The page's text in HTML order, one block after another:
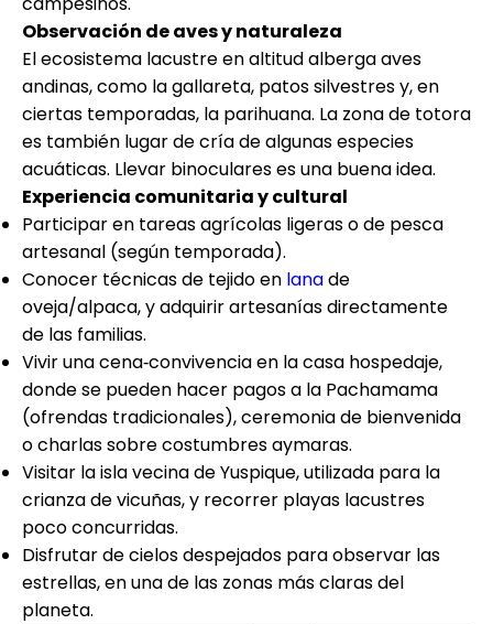
Observación de aves y naturaleza
El ecosistema lacustre en altitud alberga aves
andinas, como la gallareta, patos silvestres y, en
ciertas temporadas, la parihuana. La zona de totora
es también lugar de cría de algunas especies
acuáticas. Llevar binoculares es una buena idea.
Experiencia comunitaria y cultural
Participar en tareas agrícolas ligeras o de pesca
artesanal (según temporada).
Conocer técnicas de tejido en lanade
oveja/alpaca, y adquirir artesanías directamente
de las familias.
Vivir una cena‑convivencia en la casa hospedaje,
donde se pueden hacer pagos a la Pachamama
(ofrendas tradicionales), ceremonia de bienvenida
o charlas sobre costumbres aymaras.
Visitar la isla vecina de Yuspique, utilizada para la
crianza de vicuñas, y recorrer playas lacustres
poco concurridas.
Disfrutar de cielos despejados para observar las
estrellas, en una de las zonas más claras del
planeta.